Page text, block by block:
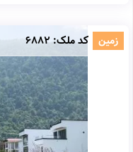
زمین کد ملک:6882